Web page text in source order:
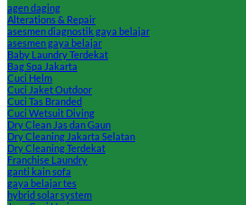
agen daging
Alterations & Repair
asesmen diagnostik gaya belajar
asesmen gaya belajar
Baby Laundry Terdekat
Bag Spa Jakarta
Cuci Helm
Cuci Jaket Outdoor
Cuci Tas Branded
Cuci Wetsuit Diving
Dry Clean Jas dan Gaun
Dry Cleaning Jakarta Selatan
Dry Cleaning Terdekat
Franchise Laundry
ganti kain sofa
gaya belajar tes
hybrid solar system